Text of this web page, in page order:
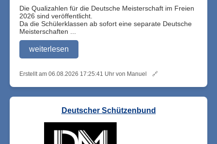
Die Qualizahlen für die Deutsche Meisterschaft im Freien
2026 sind veröffentlicht.
Da die Schülerklassen ab sofort eine separate Deutsche
Meisterschaften ...
weiterlesen
Erstellt am 06.08.2026 17:25:41 Uhr von Manuel 🔗
Deutscher Schützenbund